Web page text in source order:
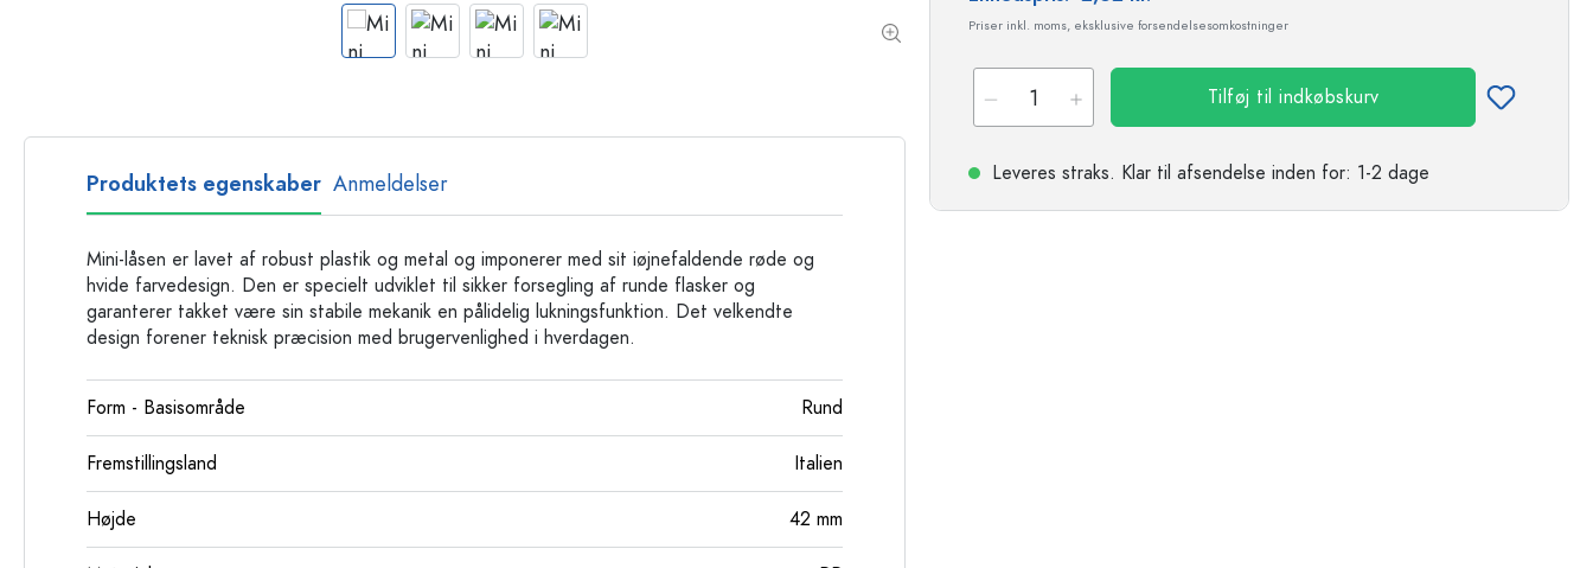
Glasflasker
Plastflasker
Priser inkl. moms, eksklusive forsendelsesomkostninger
Tilføj til indkøbskurv
Leveres straks. Klar til afsendelse inden for: 1-2 dage
Produktets egenskaber Anmeldelser
Mini-låsen er lavet af robust plastik og metal og imponerer med sit iøjnefaldende røde og
hvide farvedesign. Den er specielt udviklet til sikker forsegling af runde flasker og
garanterer takket være sin stabile mekanik en pålidelig lukningsfunktion. Det velkendte
design forener teknisk præcision med brugervenlighed i hverdagen.
Form - Basisområde Rund
Fremstillingsland Italien
Højde 42 mm